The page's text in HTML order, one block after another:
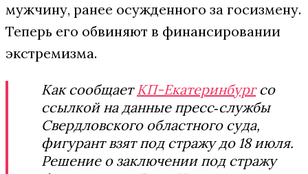
мужчину, ранее осужденного за госизмену.
Теперь его обвиняют в финансировании
экстремизма.
Как сообщаетКП-Екатеринбургсо
ссылкой на данные пресс‑службы
Свердловского областного суда,
фигурант взят под стражу до 18 июля.
Решение о заключении под стражу